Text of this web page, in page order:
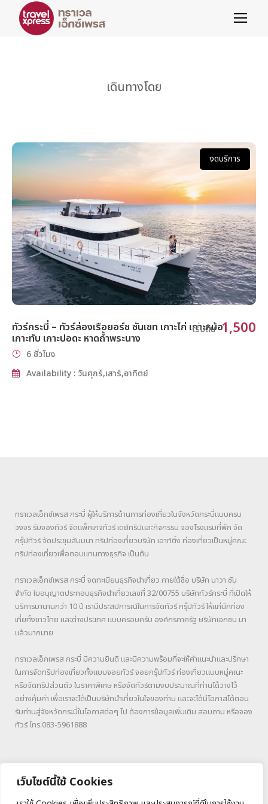
เว็บไซต์นี้ใช้ Cookies
เดินทางโดย
งดบริการ
ทัวร์กระบี่ – ทัวร์ล่องเรือยอร์ช ซันเซท เกาะไก่ เกาะหม้อ
เกาะทับ เกาะปอดะ หาดถ้ำพระนาง
เริ่มต้น 1,500
6 ชั่วโมง
Availability : วันศุกร์,เสาร์,อาทิตย์
ทราเวลเอ็กซ์เพรส กระบี่ ผู้ให้บริการด้านการท่องเที่ยวในจังหวัดกระบี่แบบครบ
วงจร รับจองทัวร์ จัดแพ็คเกจทัวร์ เดย์ทริปและกิจกรรม จองโรงแรมที่พัก จัด
กรุ๊ปทัวร์ จัดประชุมสัมมนา ทริปท่องเที่ยวบริษัท เอาท์ติ้ง ท่องเที่ยวเป็นหมู่คณะ
ทริปท่องเที่ยวเพื่อตอบแทนทางธุรกิจ เป็นต้น
ทราเวลเอ็กซ์เพรส กระบี่ จดทะเบียนธุรกิจนำเที่ยว ภายใต้ชื่อ บริษัท นาวา ซัน
จำกัด ใบอนุญาตประกอบธุรกิจนำเที่ยวเลขที่ 32/00755 บริษัททัวร์กระบี่ ที่เปิดให้
บริการมานานกว่า 10 ปี เรามีประสปการณ์ในการจัดทัวร์ กรุ๊ปทัวร์ ให้แก่นักท่อง
เที่ยทั้งชาวไทย และต่างประเทศ แบบครอบครับ องค์กรภาครัฐ ษริษัทเอกชน มา
แล้วมากมาย
ทราเวลเอ็กเพรส กระบี่ มีความยินดี และมีความพร้อมที่จะให้คำแนะนำและปรึกษา
ในการจัดทริปท่องเที่ยวทั้งแบบจอยทัวร์ จอยกรุ๊ปทัวร์ ท่องเที่ยวแบบหมู่คณะ
หรือจัดทริปส่วนตัว ในราคาพิเศษ หรือจัดทัวร์ตามงบประมาณที่ท่านได้วางไว้
อย่างคุ้มค่า เพื่อเราจะได้เป็นบริษัทนำเที่ยวในใจของท่าน และจะได้มีโอกาสได้ตอน
รับท่านสู่จังหวัดกระบี่ในโอกาสต่อๆ ไป ต้องการข้อมูลเพิ่มเติม สอบถาม หรือจอง
ทัวร์ โทร.083-5961888